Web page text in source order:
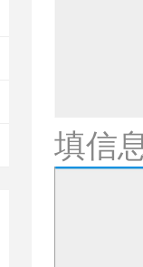
填信